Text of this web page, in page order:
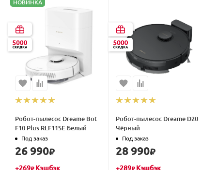
НОВИНКА
Робот-пылесос Dreame Bot
F10 Plus RLF11SE Белый
Под заказ
26 990₽
+269₽Кэшбэк
Робот-пылесос Dreame D20
Чёрный
Под заказ
28 990₽
+289₽Кэшбэк